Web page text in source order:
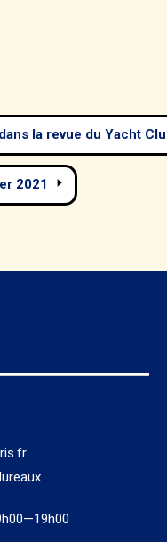
la revue du Yacht
2021